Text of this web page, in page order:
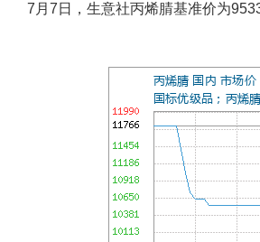
7月7日，生意社丙烯腈基准价为